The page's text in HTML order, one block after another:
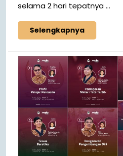
selama 2 hari tepatnya ...
Selengkapnya